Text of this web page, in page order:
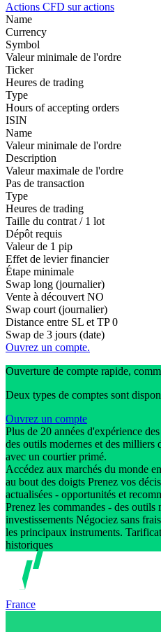
Actions CFD sur actions
Name
Currency
Symbol
Valeur minimale de l'ordre
Ticker
Heures de trading
Type
Hours of accepting orders
ISIN
Name
Valeur minimale de l'ordre
Description
Valeur maximale de l'ordre
Pas de transaction
Type
Heures de trading
Taille du contrat / 1 lot
Dépôt requis
Valeur de 1 pip
Effet de levier financier
Étape minimale
Swap long (journalier)
Vente à découvert NO
Swap court (journalier)
Distance entre SL et TP 0
Swap de 3 jours (date)
Ouvrez un compte.
Ouverture de compte rapide,
Deux types de comptes sont
Ouvrez un compte
Plus de 20 années d'expérience
des outils modernes et des milliers
avec un courtier primé.
Accédez aux marchés du monde
au bout des doigts Prenez vos
actualisées - opportunités et
Prenez les commandes - des
investissements Négociez sans
les principaux instruments.
historiques
France